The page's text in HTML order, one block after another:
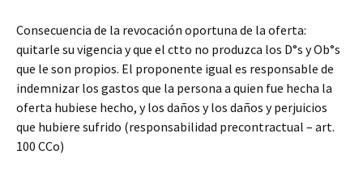
Consecuencia de la revocación oportuna de la oferta:
quitarle su vigencia y que el ctto no produzca los D°s y Ob°s
que le son propios. El proponente igual es responsable de
indemnizar los gastos que la persona a quien fue hecha la
oferta hubiese hecho, y los daños y los daños y perjuicios
que hubiere sufrido (responsabilidad precontractual – art.
100 CCo)